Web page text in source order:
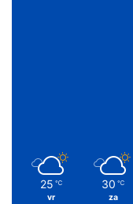
25 ℃
vr
30 ℃
za